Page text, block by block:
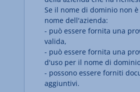
Se il nome di dominio non
nome dell'azienda:
- può essere fornita una
valida,
- può essere fornita una
d'uso per il nome di
- possono essere forniti
aggiuntivi.